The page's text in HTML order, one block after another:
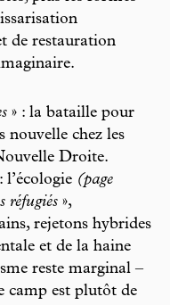
de restauration
» : la bataille pour
nouvelle chez les
Droite.
(page
réfugiés »,
rejetons hybrides
et de la haine
reste marginal –
camp est plutôt de